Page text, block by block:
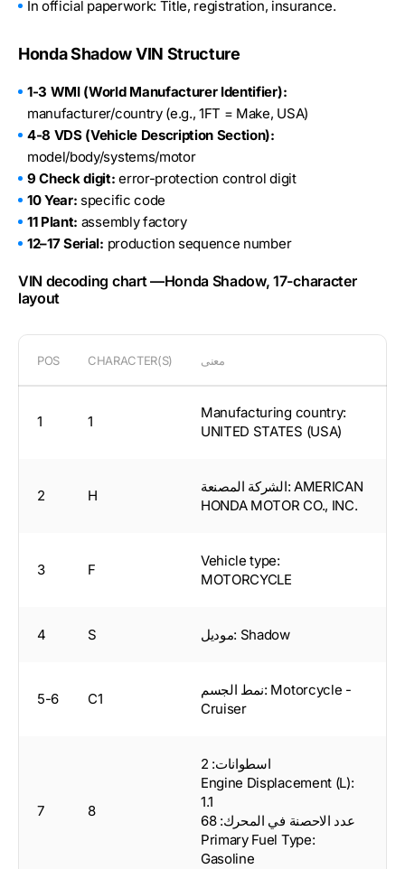
In official paperwork: Title, registration, insurance.
Honda Shadow VIN Structure
1-3 WMI (World Manufacturer Identifier):
manufacturer/country (e.g., 1FT = Make, USA)
4-8 VDS (Vehicle Description Section):
model/body/systems/motor
9 Check digit: error-protection control digit
10 Year: specific code
11 Plant: assembly factory
12–17 Serial: production sequence number
VIN decoding chart —Honda Shadow, 17-character
layout
POS CHARACTER(S) معنى
1 1
Manufacturing country:
UNITED STATES (USA)
2 H
الشركة المصنعة: AMERICAN
HONDA MOTOR CO., INC.
3 F
Vehicle type:
MOTORCYCLE
4 S موديل: Shadow
5-6 C1
نمط الجسم: Motorcycle -
Cruiser
7 8
اسطوانات: 2
Engine Displacement (L):
1.1
عدد الاحصنة في المحرك: 68
Primary Fuel Type:
Gasoline